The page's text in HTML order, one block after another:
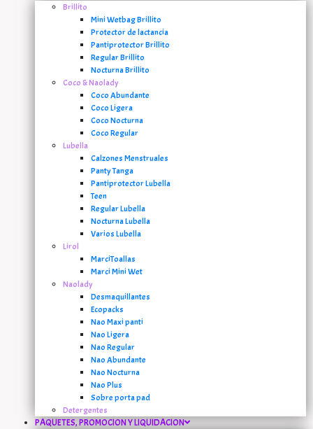
Brillito
Mini Wetbag Brillito
Protector de lactancia
Pantiprotector Brillito
Regular Brillito
Nocturna Brillito
Coco & Naolady
Coco Abundante
Coco Ligera
Coco Nocturna
Coco Regular
Lubella
Calzones Menstruales
Panty Tanga
Pantiprotector Lubella
Teen
Regular Lubella
Nocturna Lubella
Varios Lubella
Lirol
MarciToallas
Marci Mini Wet
Naolady
Desmaquillantes
Ecopacks
Nao Maxi panti
Nao Ligera
Nao Regular
Nao Abundante
Nao Nocturna
Nao Plus
Sobre porta pad
Detergentes
PAQUETES, PROMOCION Y LIQUIDACION